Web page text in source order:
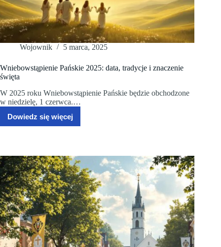
Wojownik 5 marca, 2025
Wniebowstąpienie Pańskie 2025: data, tradycje i znaczenie
święta
W 2025 roku Wniebowstąpienie Pańskie będzie obchodzone
w niedzielę, 1 czerwca.…
Dowiedz się więcej
Wniebowstąpienie
Pańskie
i
znaczenie
święta